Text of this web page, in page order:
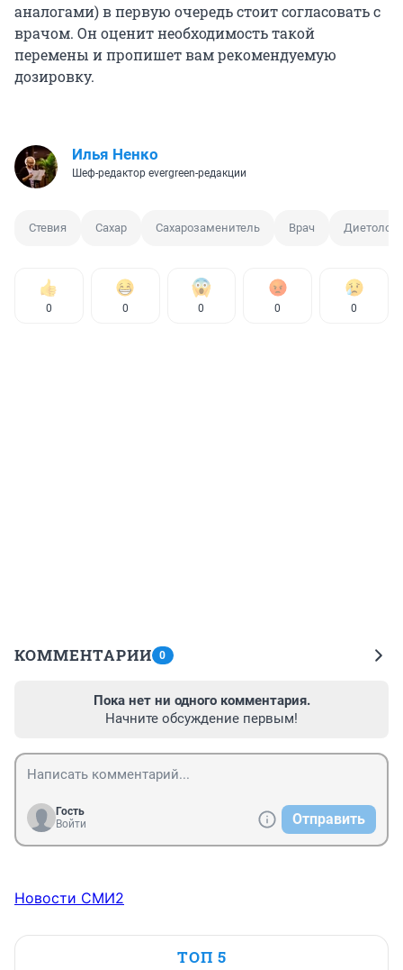
аналогами) в первую очередь стоит согласовать с
врачом. Он оценит необходимость такой
перемены и пропишет вам рекомендуемую
дозировку.
Илья Ненко
Шеф-редактор evergreen-редакции
Стевия Сахар Сахарозаменитель Врач Диетолог
0 0 0 0 0
КОММЕНТАРИИ 0
Пока нет ни одного комментария.
Начните обсуждение первым!
Гость
Войти
Отправить
Новости СМИ2
ТОП 5